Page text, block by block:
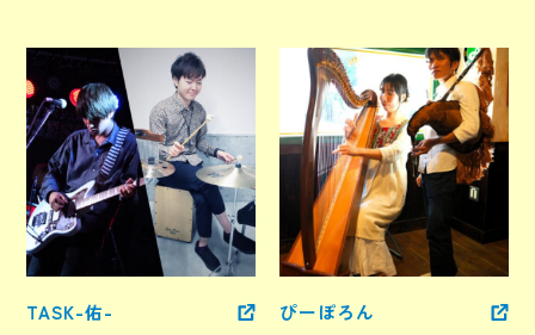
TASK-佑- ぴーぽろん